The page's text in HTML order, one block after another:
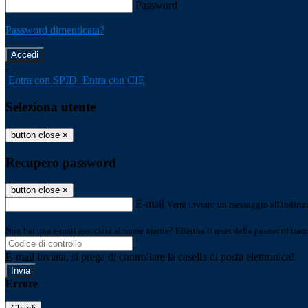
Password
Password dimenticata?
-
Entra con SPID Entra con CIE
Seleziona utente
button close ×
Recupero password
button close ×
E-mail Verrà inviato un messaggio
Non hai una e-mail associata al nome utente? Effettua il reset della password
E-mail inviata, si prega di controllare la casella di posta elettronica!
Errore